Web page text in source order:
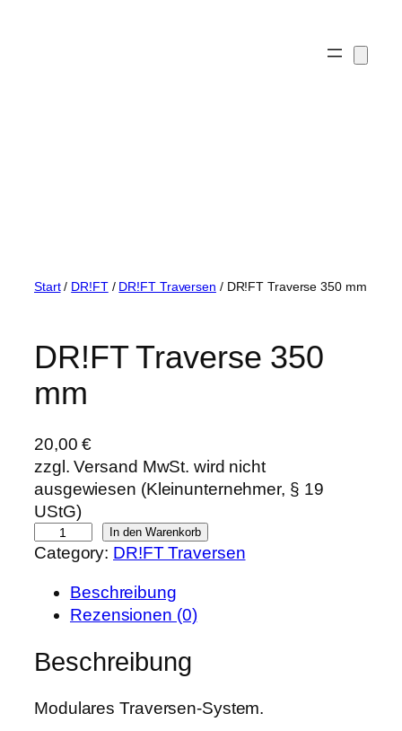
Start/ DR!FT/ DR!FT Traversen / DR!FT Traverse 350 mm
DR!FT Traverse 350
mm
20,00€
zzgl. Versand MwSt. wird nicht
ausgewiesen (Kleinunternehmer, § 19
UStG)
R
r
v
In den Warenkorb
Category: DR!FT Traversen
Beschreibung
Rezensionen (0)
Beschreibung
Modulares Traversen-System.